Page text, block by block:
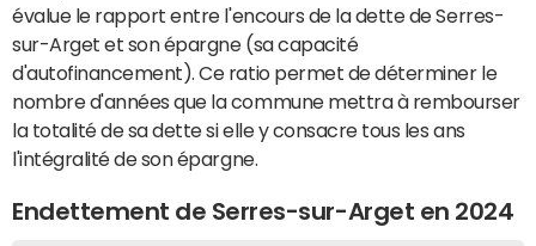
évalue le rapport entre l'encours de la dette de Serres-
sur-Arget et son épargne (sa capacité
d'autofinancement). Ce ratio permet de déterminer le
nombre d'années que la commune mettra à rembourser
la totalité de sa dette si elle y consacre tous les ans
l'intégralité de son épargne.
Endettement de Serres-sur-Arget en 2024